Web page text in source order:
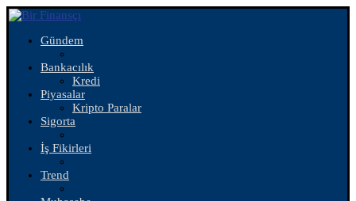
Gündem
Bankacılık
Kredi
Piyasalar
Kripto Paralar
Sigorta
İş Fikirleri
Trend